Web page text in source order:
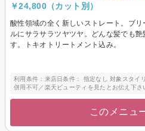
￥24,800（カット別）
酸性領域の全く新しいストレート。ブ
ルにサラサラツヤツヤ。どんな髪でも
す。トキオトリートメント込み。
利用条件：来店日条件： 指定なし 対象スタイ
併用不可／楽天ビューティを見たとお伝え下さ
このメニュ